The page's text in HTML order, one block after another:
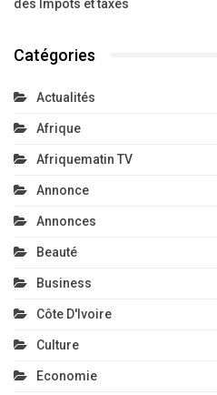
des Impôts et taxes
Catégories
Actualités
Afrique
Afriquematin TV
Annonce
Annonces
Beauté
Business
Côte D'Ivoire
Culture
Economie